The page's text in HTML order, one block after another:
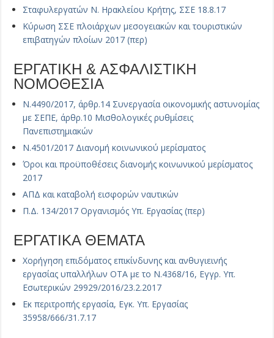
Σταφυλεργατών Ν. Ηρακλείου Κρήτης, ΣΣΕ 18.8.17
Κύρωση ΣΣΕ πλοιάρχων μεσογειακών και τουριστικών
επιβατηγών πλοίων 2017 (περ)
ΕΡΓΑΤΙΚΗ & ΑΣΦΑΛΙΣΤΙΚΗ
ΝΟΜΟΘΕΣΙΑ
Ν.4490/2017, άρθρ.14 Συνεργασία οικονομικής αστυνομίας
με ΣΕΠΕ, άρθρ.10 Μισθολογικές ρυθμίσεις
Πανεπιστημιακών
Ν.4501/2017 Διανομή κοινωνικού μερίσματος
Όροι και προϋποθέσεις διανομής κοινωνικού μερίσματος
2017
ΑΠΔ και καταβολή εισφορών ναυτικών
Π.Δ. 134/2017 Οργανισμός Υπ. Εργασίας (περ)
ΕΡΓΑΤΙΚΑ ΘΕΜΑΤΑ
Χορήγηση επιδόματος επικίνδυνης και ανθυγιεινής
εργασίας υπαλλήλων ΟΤΑ με το Ν.4368/16, Εγγρ. Υπ.
Εσωτερικών 29929/2016/23.2.2017
Εκ περιτροπής εργασία, Εγκ. Υπ. Εργασίας
35958/666/31.7.17